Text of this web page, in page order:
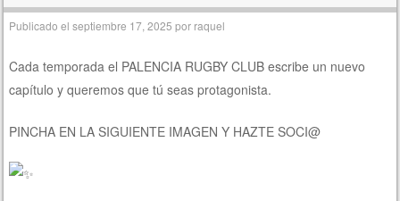
Publicado elseptiembre 17, 2025 por raquel
Cada temporada el PALENCIA RUGBY CLUB escribe un nuevo
capítulo y queremos que tú seas protagonista.
PINCHA EN LA SIGUIENTE IMAGEN Y HAZTE SOCI@